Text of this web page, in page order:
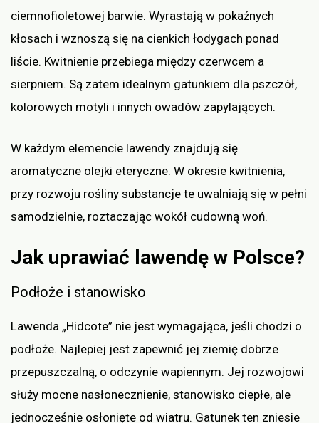
ciemnofioletowej barwie. Wyrastają w pokaźnych
kłosach i wznoszą się na cienkich łodygach ponad
liście. Kwitnienie przebiega między czerwcem a
sierpniem. Są zatem idealnym gatunkiem dla pszczół,
kolorowych motyli i innych owadów zapylających.
W każdym elemencie lawendy znajdują się
aromatyczne olejki eteryczne. W okresie kwitnienia,
przy rozwoju rośliny substancje te uwalniają się w pełni
samodzielnie, roztaczając wokół cudowną woń.
Jak uprawiać lawendę w Polsce?
Podłoże i stanowisko
Lawenda „Hidcote” nie jest wymagająca, jeśli chodzi o
podłoże. Najlepiej jest zapewnić jej ziemię dobrze
przepuszczalną, o odczynie wapiennym. Jej rozwojowi
służy mocne nasłonecznienie, stanowisko ciepłe, ale
jednocześnie osłonięte od wiatru. Gatunek ten zniesie